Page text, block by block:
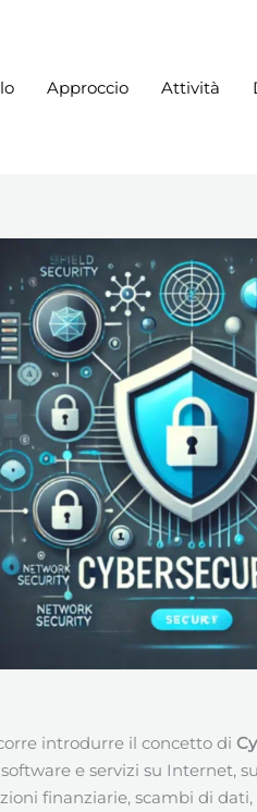
Approccio Attività
introdurre il concetto di
e servizi su Internet,
finanziarie, scambi di